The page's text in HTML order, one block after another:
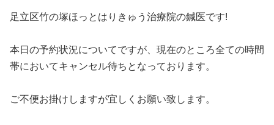
足立区竹の塚ほっとはりきゅう治療院の鍼医です!
本日の予約状況についてですが、現在のところ全ての時間
帯においてキャンセル待ちとなっております。
ご不便お掛けしますが宜しくお願い致します。